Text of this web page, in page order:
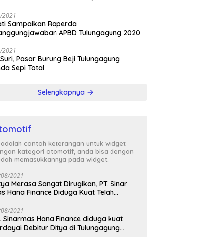
2021
Sampaikan Raperda
APBD Tulungagung 2020
2021
Pasar Burung Beji Tulungagung
Sepi Total
Selengkapnya
adalah contoh keterangan untuk widget
kategori otomotif, anda bisa dengan
memasukkannya pada widget.
2021
Merasa Sangat Dirugikan, PT. Sinar
Hana Finance Diduga Kuat Telah
2021
Sinarmas Hana Finance diduga kuat
Debitur Ditya di Tulungagung